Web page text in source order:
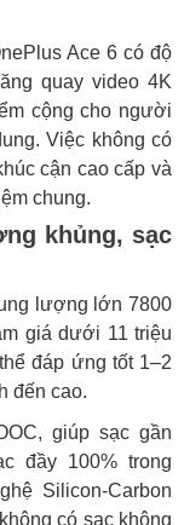
Ace 6 có độ
quay video 4K
cộng cho người
Việc không có
cận cao cấp và
chung.
khủng, sạc
lượng lớn 7800
giá dưới 11 triệu
đáp ứng tốt 1–2
đến cao.
giúp sạc gần
đầy 100% trong
Silicon-Carbon
có sạc không